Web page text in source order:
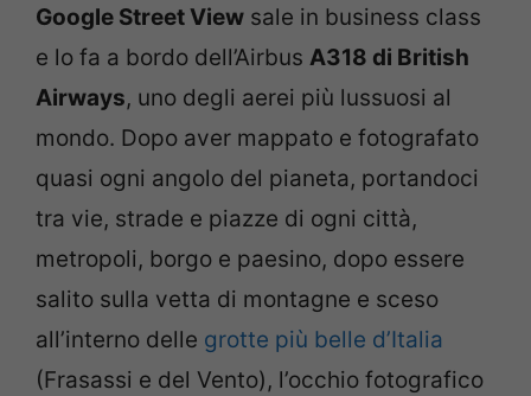
Google Street View sale in business class
e lo fa a bordo dell’Airbus A318 di British
Airways, uno degli aerei più lussuosi al
mondo. Dopo aver mappato e fotografato
quasi ogni angolo del pianeta, portandoci
tra vie, strade e piazze di ogni città,
metropoli, borgo e paesino, dopo essere
salito sulla vetta di montagne e sceso
all’interno delle grotte più belle d’Italia
(Frasassi e del Vento), l’occhio fotografico